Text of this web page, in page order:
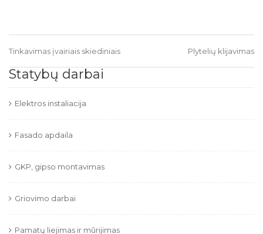
Tinkavimas įvairiais skiediniais Plytelių klijavimas
Statybų darbai
Elektros instaliacija
Fasado apdaila
GKP, gipso montavimas
Griovimo darbai
Pamatų liejimas ir mūrijimas